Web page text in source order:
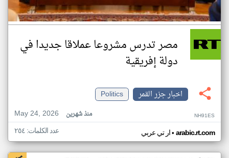
مصر تدرس مشروعا عملاقا جديدا في
دولة إفريقية
اخبار جزر القمر
Politics
May 24, 2026
منذ شهرين NH91ES
ار تي عربي• arabic.rt.com عدد الكلمات: ٢٥٤